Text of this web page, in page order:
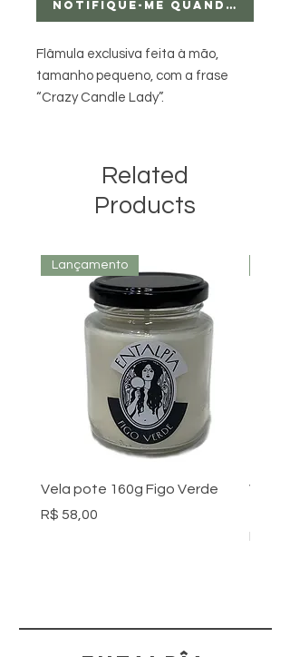
Notifique-me quando
Flâmula exclusiva feita à mão,
tamanho pequeno, com a frase
“Crazy Candle Lady”.
Related
Products
Lançamento
Vela pote 160g Figo Verde
Preço
R$ 58,00
Vela
Preço
R$